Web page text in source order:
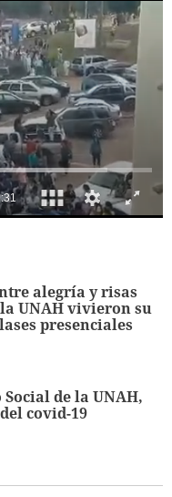
alegría y risas
UNAH vivieron su
presenciales
de la UNAH,
covid-19